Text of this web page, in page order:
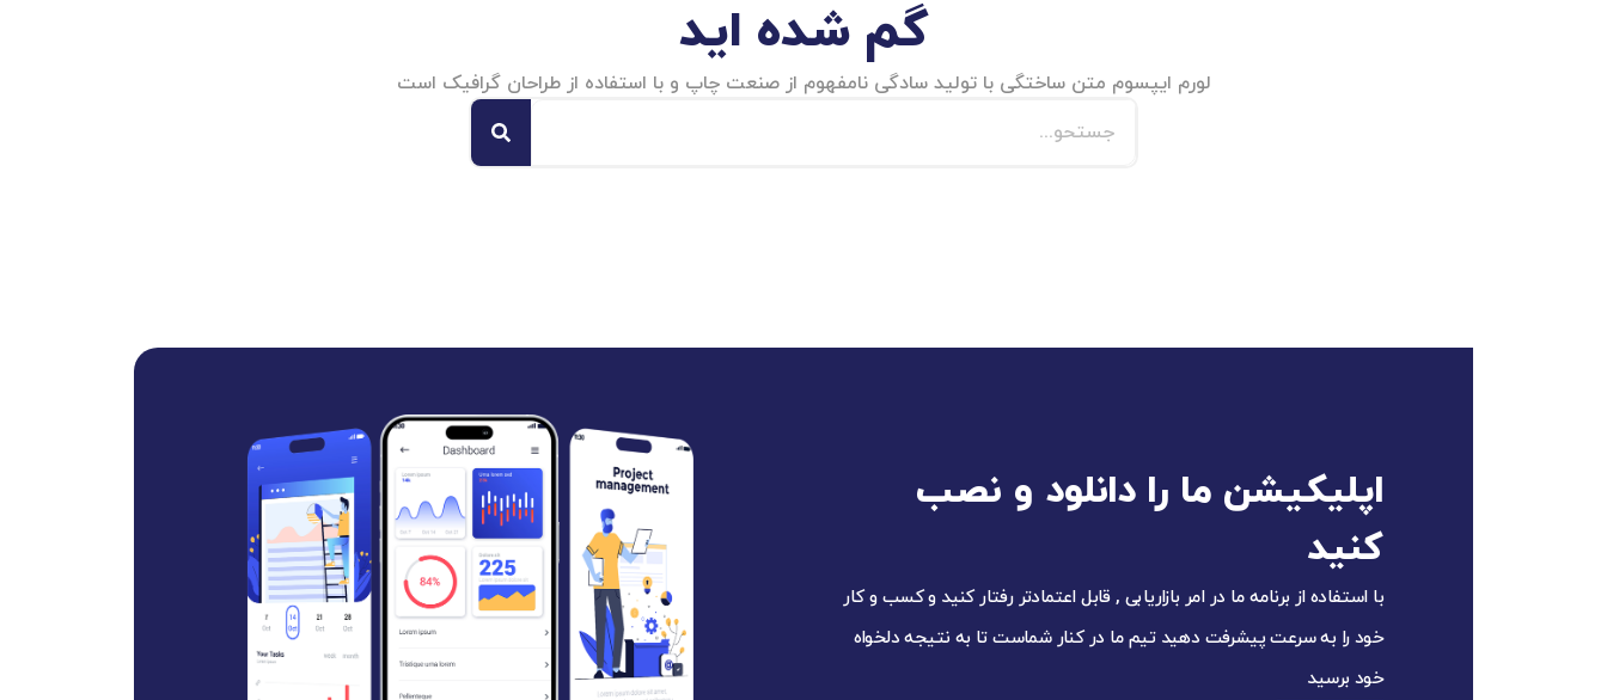
گم شده اید
لورم ایپسوم متن ساختگی با تولید سادگی نامفهوم از صنعت چاپ و با استفاده از طراحان گرافیک است
اپلیکیشن ما را دانلود و نصب
کنید
با استفاده از برنامه ما در امر بازاریابی , قابل اعتمادتر رفتار کنید و کسب و کار
خود را به سرعت پیشرفت دهید تیم ما در کنار شماست تا به نتیجه دلخواه
خود برسید